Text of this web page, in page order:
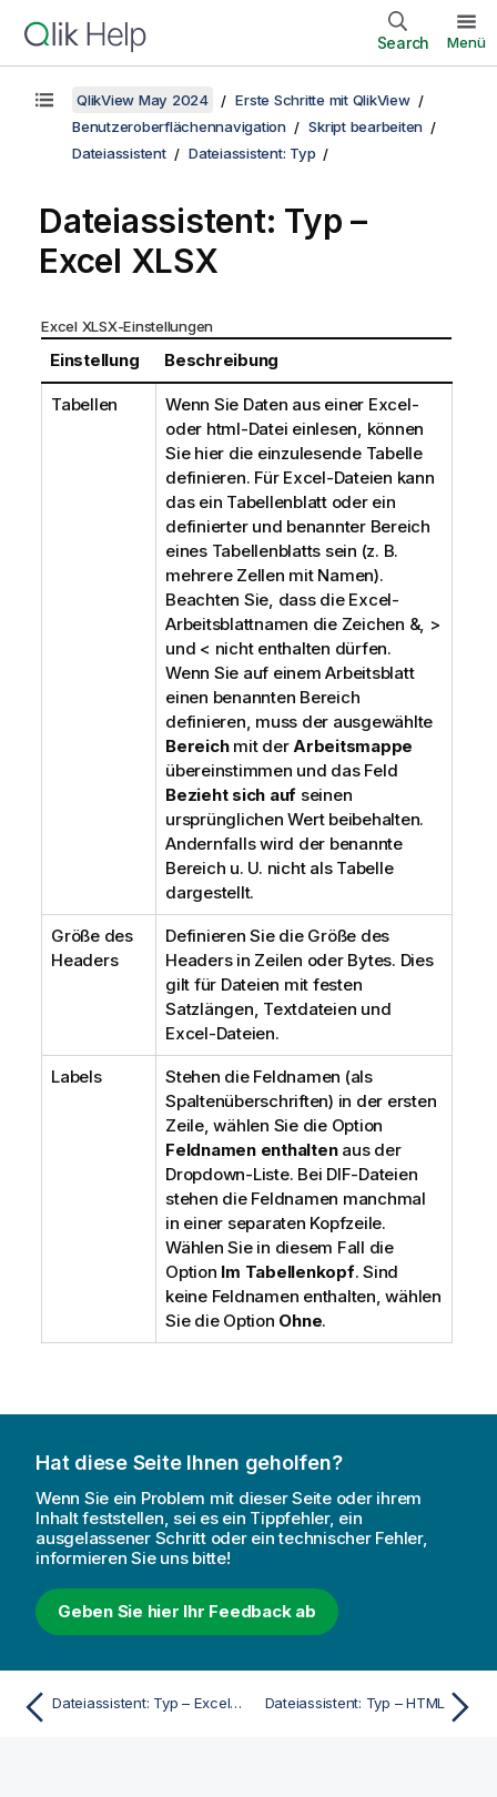
Search Menü
QlikView May 2024
Erste Schritte mit QlikView
Benutzeroberflächennavigation
Skript bearbeiten
Dateiassistent
Dateiassistent: Typ
Dateiassistent: Typ –
Excel XLSX
Excel XLSX-Einstellungen
Einstellung Beschreibung
Tabellen
Wenn Sie Daten aus einer Excel-
oder html-Datei einlesen, können
Sie hier die einzulesende Tabelle
definieren. Für Excel-Dateien kann
das ein Tabellenblatt oder ein
definierter und benannter Bereich
eines Tabellenblatts sein (z. B.
mehrere Zellen mit Namen).
Beachten Sie, dass die Excel-
Arbeitsblattnamen die Zeichen &, >
und < nicht enthalten dürfen.
Wenn Sie auf einem Arbeitsblatt
einen benannten Bereich
definieren, muss der ausgewählte
Bereich mit derArbeitsmappe
übereinstimmen und das Feld
Bezieht sich auf seinen
ursprünglichen Wert beibehalten.
Andernfalls wird der benannte
Bereich u. U. nicht als Tabelle
dargestellt.
Größe des
Headers
Definieren Sie die Größe des
Headers in Zeilen oder Bytes. Dies
gilt für Dateien mit festen
Satzlängen, Textdateien und
Excel-Dateien.
Labels
Stehen die Feldnamen (als
Spaltenüberschriften) in der ersten
Zeile, wählen Sie die Option
Feldnamen enthaltenaus der
Dropdown-Liste. Bei DIF-Dateien
stehen die Feldnamen manchmal
in einer separaten Kopfzeile.
Wählen Sie in diesem Fall die
Option Im Tabellenkopf. Sind
keine Feldnamen enthalten, wählen
Sie die Option Ohne.
Hat diese Seite Ihnen geholfen?
Wenn Sie ein Problem mit dieser Seite oder ihrem
Inhalt feststellen, sei es ein Tippfehler, ein
ausgelassener Schritt oder ein technischer Fehler,
informieren Sie uns bitte!
Geben Sie hier Ihr Feedback ab
Dateiassistent: Typ – Excel XLS Dateiassistent: Typ – HTML